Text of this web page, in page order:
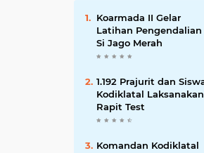
Koarmada II Gelar
Latihan Pengendalian
Si Jago Merah
1.192 Prajurit dan Siswa
Kodiklatal Laksanakan
Rapit Test
Komandan Kodiklatal